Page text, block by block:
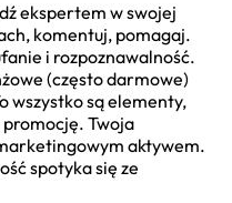
ekspertem w swojej
komentuj, pomagaj.
i rozpoznawalność.
(często darmowe)
wszystko są elementy,
promocję. Twoja
aktywem.
spotyka się ze